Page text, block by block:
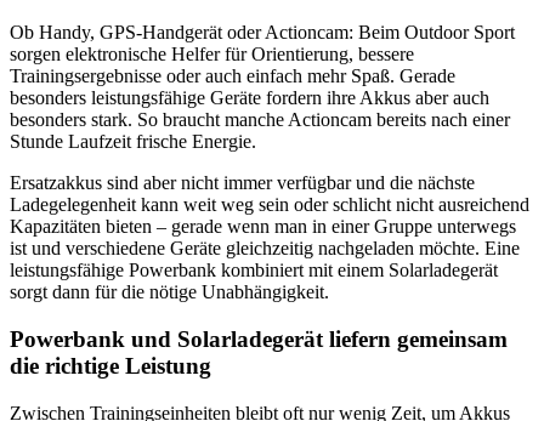
Ob Handy, GPS-Handgerät oder Actioncam: Beim Outdoor Sport
sorgen elektronische Helfer für Orientierung, bessere
Trainingsergebnisse oder auch einfach mehr Spaß. Gerade
besonders leistungsfähige Geräte fordern ihre Akkus aber auch
besonders stark. So braucht manche Actioncam bereits nach einer
Stunde Laufzeit frische Energie.
Ersatzakkus sind aber nicht immer verfügbar und die nächste
Ladegelegenheit kann weit weg sein oder schlicht nicht ausreichend
Kapazitäten bieten – gerade wenn man in einer Gruppe unterwegs
ist und verschiedene Geräte gleichzeitig nachgeladen möchte. Eine
leistungsfähige Powerbank kombiniert mit einem Solarladegerät
sorgt dann für die nötige Unabhängigkeit.
Powerbank und Solarladegerät liefern gemeinsam
die richtige Leistung
Zwischen Trainingseinheiten bleibt oft nur wenig Zeit, um Akkus